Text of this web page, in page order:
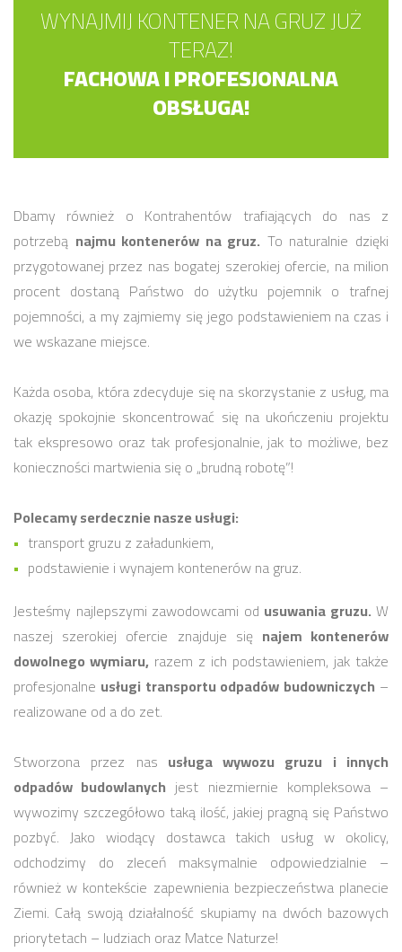
WYNAJMIJ KONTENER NA GRUZ JUŻ
TERAZ!
FACHOWA I PROFESJONALNA
OBSŁUGA!
Dbamy również o Kontrahentów trafiających do nas z
potrzebą najmu kontenerów na gruz. To naturalnie dzięki
przygotowanej przez nas bogatej szerokiej ofercie, na milion
procent dostaną Państwo do użytku pojemnik o trafnej
pojemności, a my zajmiemy się jego podstawieniem na czas i
we wskazane miejsce.
Każda osoba, która zdecyduje się na skorzystanie z usług, ma
okazję spokojnie skoncentrować się na ukończeniu projektu
tak ekspresowo oraz tak profesjonalnie, jak to możliwe, bez
konieczności martwienia się o „brudną robotę”!
Polecamy serdecznie nasze usługi:
transport gruzu z załadunkiem,
podstawienie i wynajem kontenerów na gruz.
Jesteśmy najlepszymi zawodowcami od usuwania gruzu. W
naszej szerokiej ofercie znajduje się najem kontenerów
dowolnego wymiaru, razem z ich podstawieniem, jak także
profesjonalne usługi transportu odpadów budowniczych –
realizowane od a do zet.
Stworzona przez nas usługa wywozu gruzu i innych
odpadów budowlanych jest niezmiernie kompleksowa –
wywozimy szczegółowo taką ilość, jakiej pragną się Państwo
pozbyć. Jako wiodący dostawca takich usług w okolicy,
odchodzimy do zleceń maksymalnie odpowiedzialnie –
również w kontekście zapewnienia bezpieczeństwa planecie
Ziemi. Całą swoją działalność skupiamy na dwóch bazowych
priorytetach – ludziach oraz Matce Naturze!